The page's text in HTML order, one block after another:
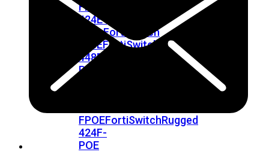
FPOE
424E-
FiberFortiSwitch
448EFortiSwitch
448E-
POE
FPOEFortiSwitchRugged
424F-
POE